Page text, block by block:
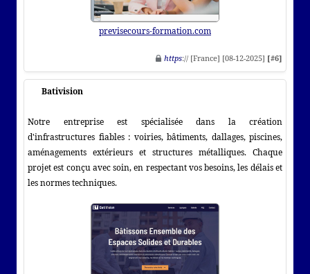
previsecours-formation.com
https:// [France] [08-12-2025] [#6]
Bativision
Notre entreprise est spécialisée dans la création
d'infrastructures fiables : voiries, bâtiments, dallages, piscines,
aménagements extérieurs et structures métalliques. Chaque
projet est conçu avec soin, en respectant vos besoins, les délais et
les normes techniques.